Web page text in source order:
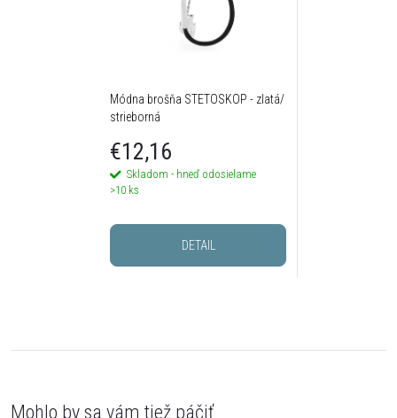
Módna brošňa STETOSKOP - zlatá/
strieborná
€12,16
Skladom - hneď odosielame
>10 ks
DETAIL